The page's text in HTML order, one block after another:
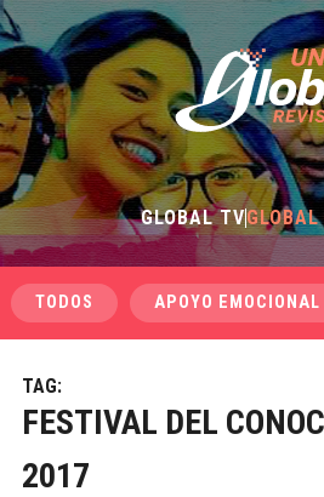
GLOBAL TV
TODOS APOYO EMOCIONAL
TAG:
FESTIVAL DEL
2017